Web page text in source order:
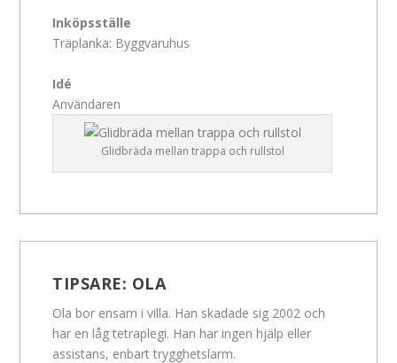
Inköpsställe
Träplanka: Byggvaruhus
Idé
Användaren
Glidbräda mellan trappa och rullstol
TIPSARE: OLA
Ola bor ensam i villa. Han skadade sig 2002 och
har en låg tetraplegi. Han har ingen hjälp eller
assistans, enbart trygghetslarm.